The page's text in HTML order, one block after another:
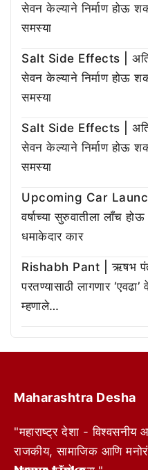
सेवन केल्याने निर्माण होऊ
समस्या
Salt Side Effects |
सेवन केल्याने निर्माण होऊ
समस्या
Salt Side Effects |
सेवन केल्याने निर्माण होऊ
समस्या
Upcoming Car
वर्षाच्या सुरुवातीला लाँच
धमाकेदार कार
Rishabh Pant | ऋषभ
परतण्यासाठी लागणार
म्हणाले…
Maharashtra Desha
"महाराष्ट्र देशा - विश्वसनीय
राजकीय, सामाजिक आणि